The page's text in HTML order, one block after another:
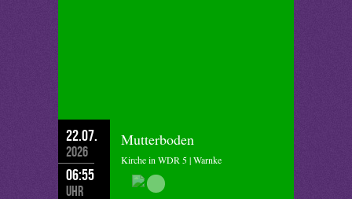
22.07.
2026
06:55
Uhr
Mutterboden
Kirche in WDR 5 | Warnke